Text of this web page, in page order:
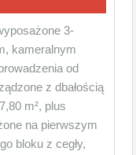
3-
kameralnym
od
z dbałością
m², plus
na pierwszym
bloku z cegły,